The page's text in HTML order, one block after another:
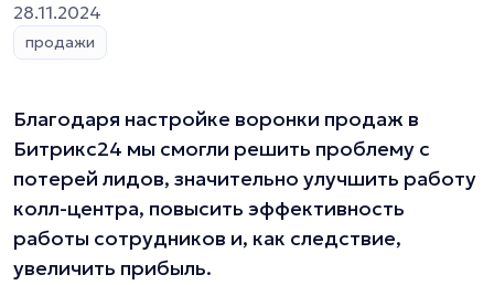
28.11.2024
продажи
Благодаря настройке воронки продаж в
Битрикс24 мы смогли решить проблему с
потерей лидов, значительно улучшить работу
колл-центра, повысить эффективность
работы сотрудников и, как следствие,
увеличить прибыль.